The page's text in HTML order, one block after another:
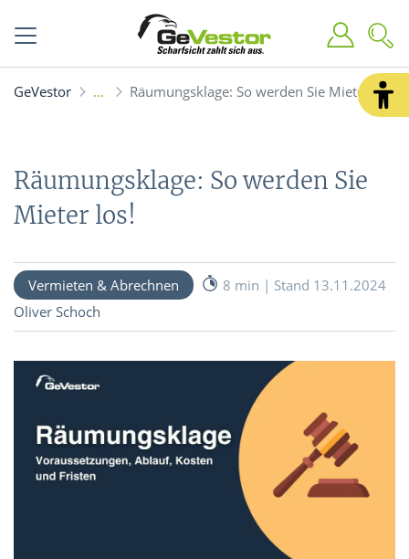
GeVestor Räumungsklage: So werden Sie Mieter los!
Räumungsklage: So werden Sie
Mieter los!
Vermieten & Abrechnen
8 min | Stand 13.11.2024
Oliver Schoch